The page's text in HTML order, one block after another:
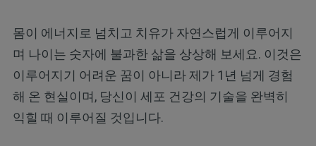
몸이 에너지로 넘치고 치유가 자연스럽게 이루어지
며 나이는 숫자에 불과한 삶을 상상해 보세요. 이것은
이루어지기 어려운 꿈이 아니라 제가 1년 넘게 경험
해 온 현실이며, 당신이 세포 건강의 기술을 완벽히
익힐 때 이루어질 것입니다.